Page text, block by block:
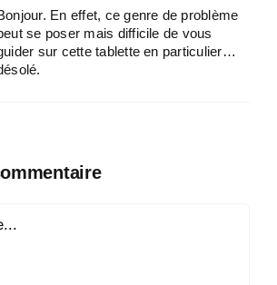
En effet, ce genre de problème
se poser mais difficile de vous
sur cette tablette en particulier…